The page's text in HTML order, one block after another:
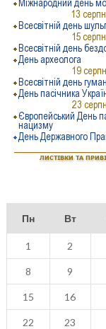
Пн Вт
1 2
8 9
15 16
22 23